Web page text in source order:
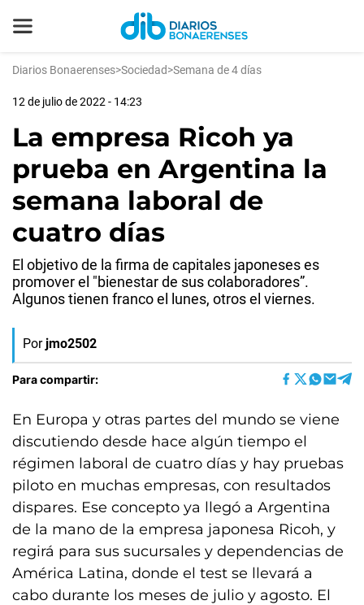
Diarios Bonaerenses>Sociedad>Semana de 4 días
12 de julio de 2022 - 14:23
La empresa Ricoh ya
prueba en Argentina la
semana laboral de
cuatro días
El objetivo de la firma de capitales japoneses es
promover el "bienestar de sus colaboradores”.
Algunos tienen franco el lunes, otros el viernes.
Por jmo2502
Para compartir:
En Europa y otras partes del mundo se viene
discutiendo desde hace algún tiempo el
régimen laboral de cuatro días y hay pruebas
piloto en muchas empresas, con resultados
dispares. Ese concepto ya llegó a Argentina
de la mano de la empresa japonesa Ricoh, y
regirá para sus sucursales y dependencias de
América Latina, donde el test se llevará a
cabo durante los meses de julio y agosto. El